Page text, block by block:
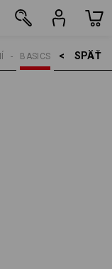
SPÄŤ    >
BASICS